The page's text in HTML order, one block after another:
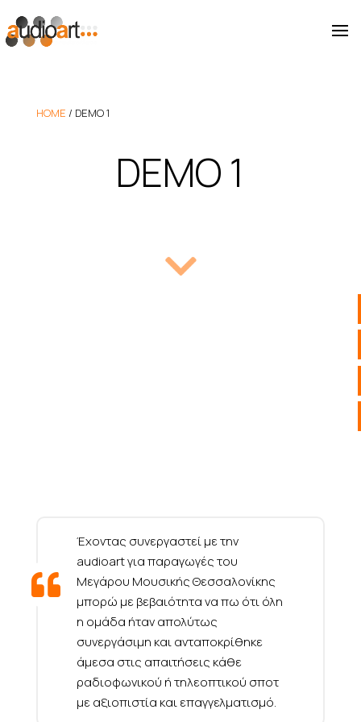
HOME / DEMO 1
DEMO 1

Έχοντας συνεργαστεί με την
audioart για παραγωγές του
Μεγάρου Μουσικής Θεσσαλονίκης
μπορώ με βεβαιότητα να πω ότι όλη
η ομάδα ήταν απολύτως
συνεργάσιμη και ανταποκρίθηκε
άμεσα στις απαιτήσεις κάθε
ραδιοφωνικού ή τηλεοπτικού σποτ
με αξιοπιστία και επαγγελματισμό.